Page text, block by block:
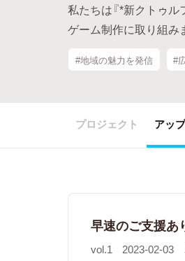
私たちは『*新クトゥ
ゲーム制作に取り組み
#地域の魅力を発信 #
プロジェクト アッ
早速のご支援あ
vol.1 2023-02-03